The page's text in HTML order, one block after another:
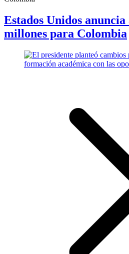
Estados Unidos anuncia
millones para Colombia